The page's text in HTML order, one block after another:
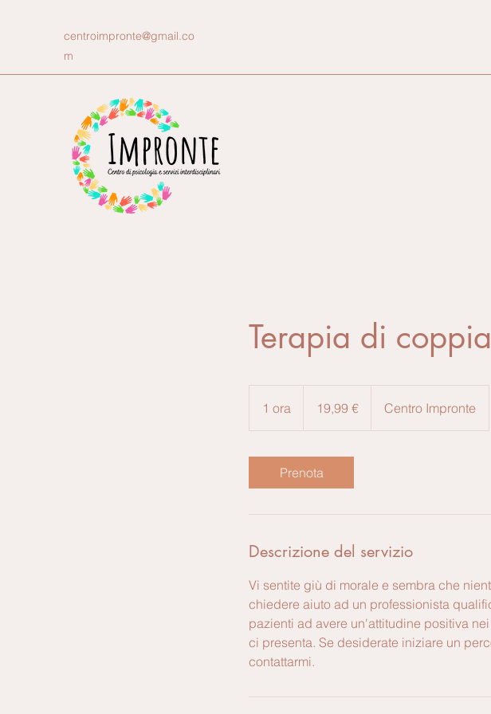
centroimpronte@gmail.co
m
Terapia di coppia
1 ora
o
19,99 € Centro Impronte
Prenota
Descrizione del servizio
Vi sentite giù di morale e sembra che
chiedere aiuto ad un professionista
pazienti ad avere un'attitudine positiva
ci presenta. Se desiderate iniziare un
contattarmi.